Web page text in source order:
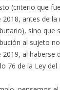
(criterio que
2018, antes de
sino que
al sujeto
2019, al haberse
76 de la Ley del